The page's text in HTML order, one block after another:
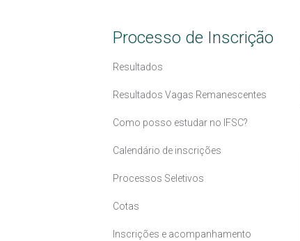
Processo de Inscrição
Resultados
Resultados Vagas Remanescentes
Como posso estudar no IFSC?
Calendário de inscrições
Processos Seletivos
Cotas
Inscrições e acompanhamento